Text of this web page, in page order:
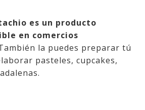
es un producto
en comercios
la puedes preparar tú
pasteles, cupcakes,